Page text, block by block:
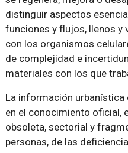
distinguir aspectos
funciones y flujos, llenos y
con los organismos
de complejidad e
materiales con los que
La información
en el conocimiento oficial,
obsoleta, sectorial y
personas, de las